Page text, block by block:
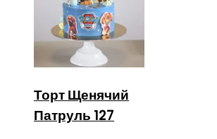
Торт Щенячий
Патруль 127